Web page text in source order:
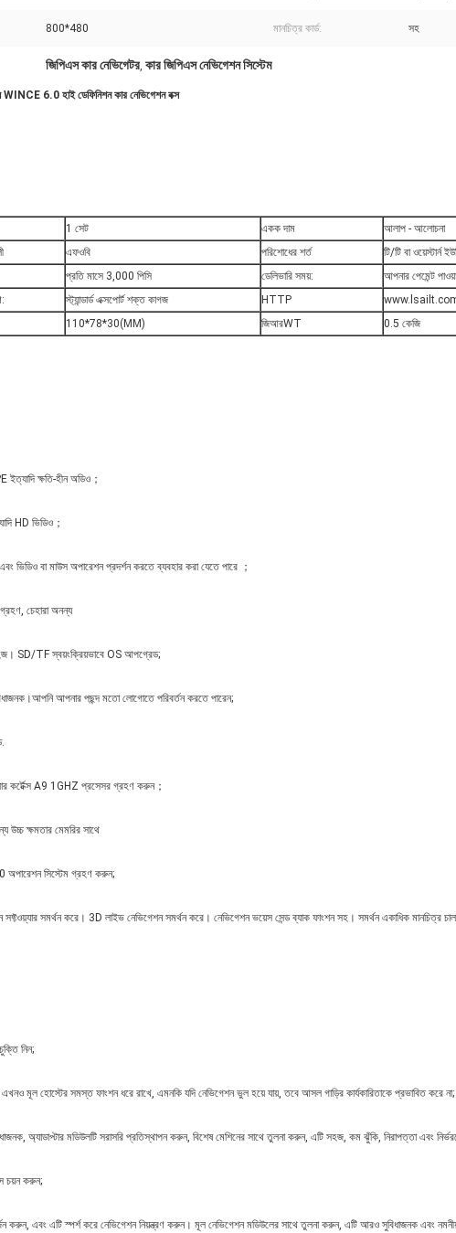
800*480 মানচিত্র কার্ড: সহ
জিপিএস কার নেভিগেটর, কার জিপিএস নেভিগেশন সিস্টেম
WINCE 6.0 হাই ডেফিনিশন কার নেভিগেশন বক্স
1 সেট একক দাম
আলাপ - আলোচনা
এফওবি পরিশোধের শর্ত
টি/টি বা ওয়েস্টার্ন
প্রতি মাসে 3,000 পিসি ডেলিভারি সময়:
আপনার পেমেন্ট
স্ট্যান্ডার্ড এক্সপোর্ট শক্ত কাগজ HTTP
110*78*30(MM) জিআরWT 0.5 কেজি
ক্ষতি-হীন অডিও；
HD ভিডিও；
ভিডিও বা মাউস অপারেশন প্রদর্শন করতে ব্যবহার করা যেতে পারে ；
চেহারা অনন্য
SD/TF স্বয়ংক্রিয়ভাবে OS আপগ্রেড;
আপনার পছন্দ মতো লোগোতে পরিবর্তন করতে পারেন;
কর্টেক্স A9 1GHZ প্রসেসর গ্রহণ করুন；
ক্ষমতার মেমরির সাথে
অপারেশন সিস্টেম গ্রহণ করুন;
সমর্থন করে। 3D লাইভ নেভিগেশন সমর্থন করে। নেভিগেশন ভয়েস সেন্ড ব্যাক ফাংশন সহ। সমর্থন একাধিক মানচিত্র
নিন;
মূল হোস্টের সমস্ত ফাংশন ধরে রাখে, এমনকি যদি নেভিগেশন ভুল হয়ে যায়, তবে আসল গাড়ির কার্যকারিতাকে প্রভাবিত করে না;
অ্যাডাপ্টার মডিউলটি সরাসরি প্রতিস্থাপন করুন, বিশেষ মেশিনের সাথে তুলনা করুন, এটি সহজ, কম ঝুঁকি, নিরাপত্তা এবং
চয়ন করুন;
করুন, এবং এটি স্পর্শ করে নেভিগেশন নিয়ন্ত্রণ করুন। মূল নেভিগেশন মডিউলের সাথে তুলনা করুন, এটি আরও সুবিধাজনক এবং